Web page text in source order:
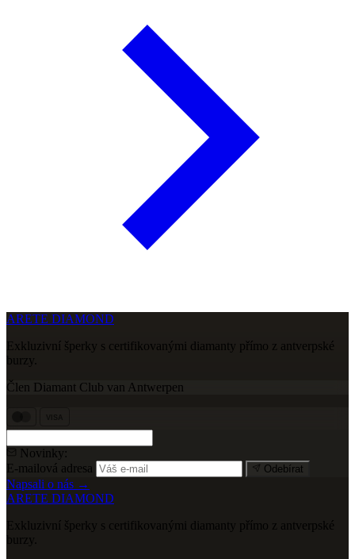
ARETE DIAMOND
Exkluzivní šperky s certifikovanými diamanty přímo z antverpské
burzy.
Člen Diamant Club van Antwerpen
Novinky:
E-mailová adresa
Odebírat
Napsali o nás →
ARETE DIAMOND
Exkluzivní šperky s certifikovanými diamanty přímo z antverpské
burzy.